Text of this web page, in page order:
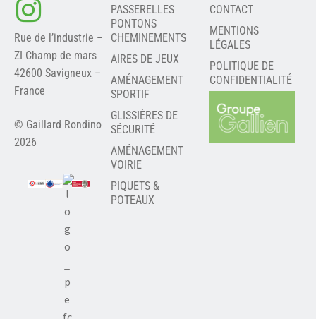
Rue de l’industrie –
ZI Champ de mars
42600 Savigneux –
France
© Gaillard Rondino
2026
PASSERELLES
PONTONS
CHEMINEMENTS
AIRES DE JEUX
AMÉNAGEMENT
SPORTIF
GLISSIÈRES DE
SÉCURITÉ
AMÉNAGEMENT
VOIRIE
PIQUETS &
POTEAUX
CONTACT
MENTIONS
LÉGALES
POLITIQUE DE
CONFIDENTIALITÉ